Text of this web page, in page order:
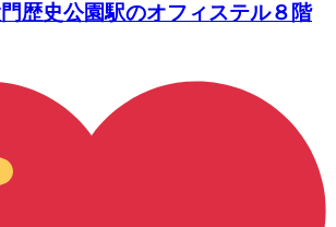
歴史公園駅のオフィステル８階